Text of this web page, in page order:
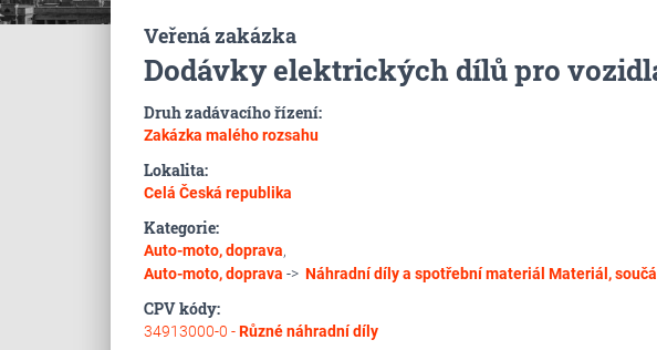
Veřená zakázka
Dodávky elektrických dílů pro
Druh zadávacího řízení:
Zakázka malého rozsahu
Lokalita:
Celá Česká republika
Kategorie:
Auto-moto, doprava,
Auto-moto, doprava -> Náhradní díly a spotřební materiál Materiál,
CPV kódy:
34913000-0 -Různé náhradní díly